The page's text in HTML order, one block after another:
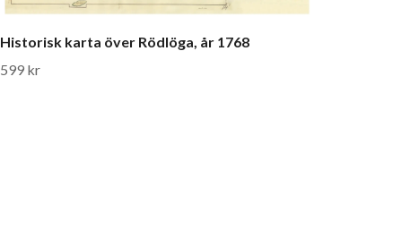
Historisk karta över Rödlöga, år 1768
599 kr